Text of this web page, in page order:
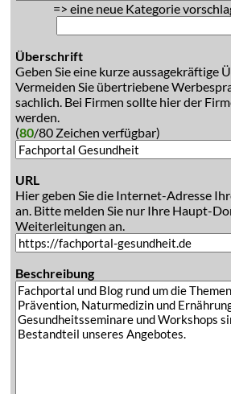
=> eine neue Kategorie
Überschrift
Geben Sie eine kurze aussagekräftige
Vermeiden Sie übertriebene
sachlich. Bei Firmen sollte hier der
werden.
(80/80 Zeichen verfügbar)
URL
Hier geben Sie die Internet-Adresse
an. Bitte melden Sie nur Ihre Haupt-
Weiterleitungen an.
Beschreibung